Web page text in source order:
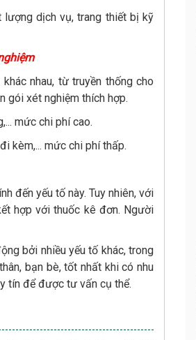
dịch vụ, trang thiết bị kỹ
nhau, từ truyền thống cho
gói xét nghiệm thích hợp.
mức chi phí cao.
kèm,... mức chi phí thấp.
đến yếu tố này. Tuy nhiên, với
hợp với thuốc kê đơn. Người
bởi nhiều yếu tố khác, trong
bạn bè, tốt nhất khi có nhu
tín để được tư vấn cụ thể.